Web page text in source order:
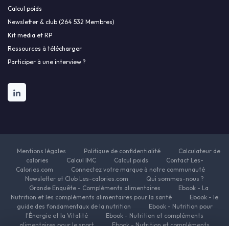
Calcul poids
Newsletter & club (264 532 Membres)
Kit media et RP
Ressources à télécharger
Participer à une interview ?
Mentions légales Politique de confidentialité
Calculateur de
calories
Calcul IMC Calcul poids
Contact Les-
Calories.com
Connectez votre marque à notre communauté
Newsletter et Club Les-calories.com
Qui sommes-nous ?
Grande Enquête - Compléments alimentaires
Ebook - La
Nutrition et les compléments alimentaires pour la santé
Ebook - le
guide des fondamentaux de la nutrition
Ebook - Nutrition pour
l'Énergie et la Vitalité
Ebook - Nutrition et compléments